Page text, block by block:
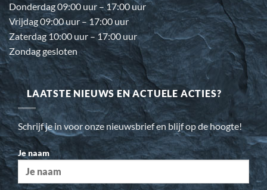
Donderdag 09:00 uur – 17:00 uur
Vrijdag 09:00 uur – 17:00 uur
Zaterdag 10:00 uur – 17:00 uur
Zondag gesloten
LAATSTE NIEUWS EN ACTUELE ACTIES?
Schrijf je in voor onze nieuwsbrief en blijf op de hoogte!
Je naam